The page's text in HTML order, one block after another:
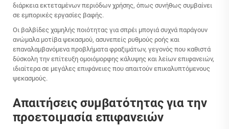
διάρκεια εκτεταμένων περιόδων χρήσης, όπως συνήθως συμβαίνει
σε εμπορικές εργασίες βαφής.
Οι βαλβίδες χαμηλής ποιότητας για σπρέι μπογιά συχνά παράγουν
ανώμαλα μοτίβα ψεκασμού, ασυνεπείς ρυθμούς ροής και
επαναλαμβανόμενα προβλήματα φραξιμάτων, γεγονός που καθιστά
δύσκολη την επίτευξη ομοιόμορφης κάλυψης και λείων επιφανειών,
ιδιαίτερα σε μεγάλες επιφάνειες που απαιτούν επικαλυπτόμενους
ψεκασμούς.
Απαιτήσεις συμβατότητας για την
προετοιμασία επιφανειών